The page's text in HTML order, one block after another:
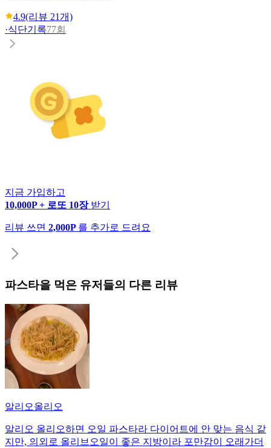
4.9(리뷰 21개)
·식단기록77회
지금 가입하고
10,000P + 로또 10장 받기
리뷰 쓰면 2,000P 를 추가로 드려요
파스타을 먹은 유저들의 다른 리뷰
알리오올리오
알리오 올리오하면 오일 파스타라 다이어트에 안 맞는 음식 같
지만, 의외로 올리브오일이 좋은 지방이라 포만감이 오래가더